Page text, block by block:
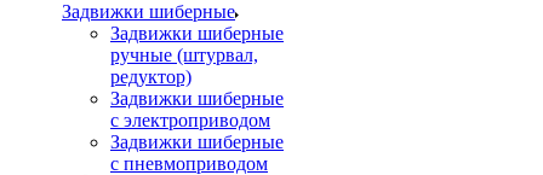
Задвижки шиберные
Задвижки шиберные
ручные (штурвал,
редуктор)
Задвижки шиберные
с электроприводом
Задвижки шиберные
с пневмоприводом